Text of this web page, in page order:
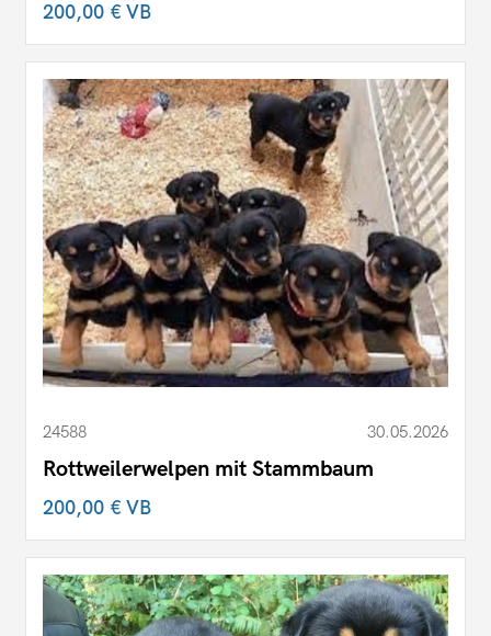
200,00 €VB
24588 30.05.2026
Rottweilerwelpen mit Stammbaum
200,00 €VB